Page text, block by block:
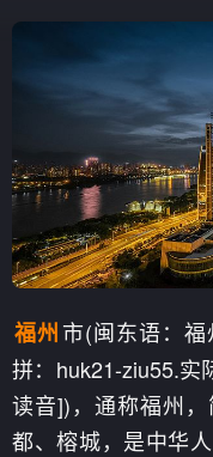
福州市(闽东语：福
拼：huk21-ziu55.实际
读音])，通称福州
都、榕城，是中华